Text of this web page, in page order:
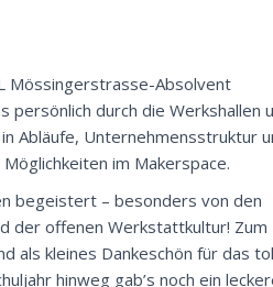
Mössingerstrasse-Absolvent
persönlich durch die Werkshallen
Abläufe, Unternehmensstruktur
im Makerspace.
begeistert – besonders von den
der offenen Werkstattkultur! Zum
als kleines Dankeschön für das
hinweg gab’s noch ein